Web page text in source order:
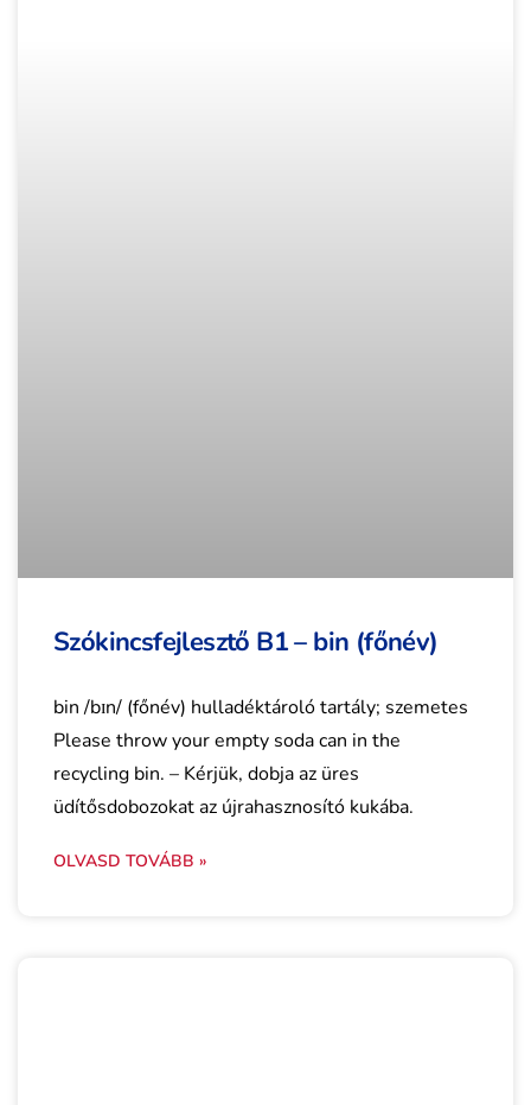
Szókincsfejlesztő B1 – bin (főnév)
bin /bɪn/ (főnév) hulladéktároló tartály; szemetes
Please throw your empty soda can in the
recycling bin. – Kérjük, dobja az üres
üdítősdobozokat az újrahasznosító kukába.
OLVASD TOVÁBB »